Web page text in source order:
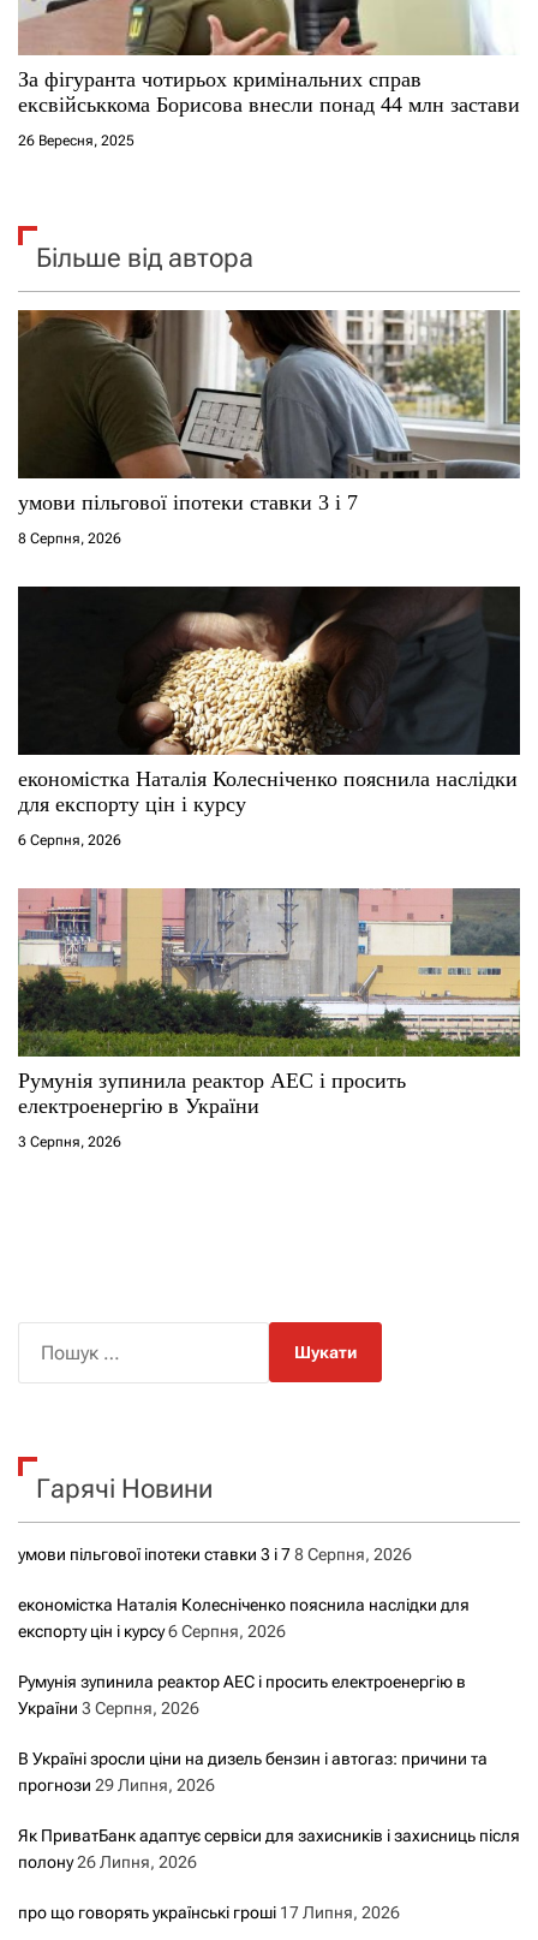
За фігуранта чотирьох кримінальних справ
ексвійськкома Борисова внесли понад 44 млн застави
26 Вересня, 2025
Більше від автора
умови пільгової іпотеки ставки 3 і 7
8 Серпня, 2026
економістка Наталія Колесніченко пояснила наслідки
для експорту цін і курсу
6 Серпня, 2026
Румунія зупинила реактор АЕС і просить
електроенергію в України
3 Серпня, 2026
к
Гарячі Новини
умови пільгової іпотеки ставки 3 і 78 Серпня, 2026
економістка Наталія Колесніченко пояснила наслідки для
експорту цін і курсу6 Серпня, 2026
Румунія зупинила реактор АЕС і просить електроенергію в
України 3 Серпня, 2026
В Україні зросли ціни на дизель бензин і автогаз: причини та
прогнози 29 Липня, 2026
Як ПриватБанк адаптує сервіси для захисників і захисниць після
полону26 Липня, 2026
про що говорять українські гроші 17 Липня, 2026